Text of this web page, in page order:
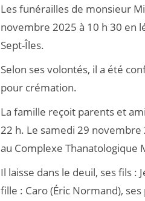
Les funérailles de monsieur
novembre 2025 à 10 h 30 en
Sept-Îles.
Selon ses volontés, il a été
pour crémation.
La famille reçoit parents et
22 h. Le samedi 29
au Complexe Thanatologique
Il laisse dans le deuil, ses fils :
fille : Caro (Éric Normand),